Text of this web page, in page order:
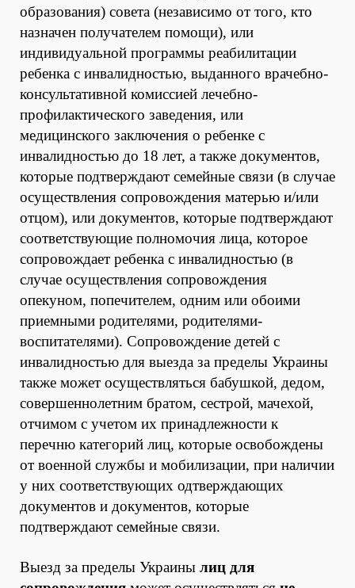
образования) совета (независимо от того, кто
назначен получателем помощи), или
индивидуальной программы реабилитации
ребенка с инвалидностью, выданного врачебно-
консультативной комиссией лечебно-
профилактического заведения, или
медицинского заключения о ребенке с
инвалидностью до 18 лет, а также документов,
которые подтверждают семейные связи (в случае
осуществления сопровождения матерью и/или
отцом), или документов, которые подтверждают
соответствующие полномочия лица, которое
сопровождает ребенка с инвалидностью (в
случае осуществления сопровождения
опекуном, попечителем, одним или обоими
приемными родителями, родителями-
воспитателями). Сопровождение детей с
инвалидностью для выезда за пределы Украины
также может осуществляться бабушкой, дедом,
совершеннолетним братом, сестрой, мачехой,
отчимом с учетом их принадлежности к
перечню категорий лиц, которые освобождены
от военной службы и мобилизации, при наличии
у них соответствующих одтверждающих
документов и документов, которые
подтверждают семейные связи.
Выезд за пределы Украины лиц для